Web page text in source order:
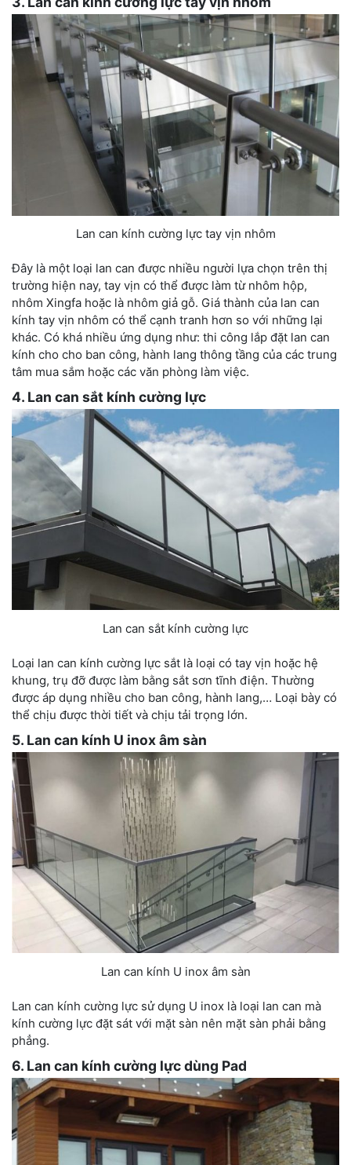
Lan can kính cường lực tay vịn nhôm
Đây là một loại lan can được nhiều người lựa chọn trên thị
trường hiện nay, tay vịn có thể được làm từ nhôm hộp,
nhôm Xingfa hoặc là nhôm giả gỗ. Giá thành của lan can
kính tay vịn nhôm có thể cạnh tranh hơn so với những lại
khác. Có khá nhiều ứng dụng như: thi công lắp đặt lan can
kính cho cho ban công, hành lang thông tầng của các trung
tâm mua sắm hoặc các văn phòng làm việc.
4. Lan can sắt kính cường lực
Lan can sắt kính cường lực
Loại lan can kính cường lực sắt là loại có tay vịn hoặc hệ
khung, trụ đỡ được làm bằng sắt sơn tĩnh điện. Thường
được áp dụng nhiều cho ban công, hành lang,… Loại bày có
thể chịu được thời tiết và chịu tải trọng lớn.
5. Lan can kính U inox âm sàn
Lan can kính U inox âm sàn
Lan can kính cường lực sử dụng U inox là loại lan can mà
kính cường lực đặt sát với mặt sàn nên mặt sàn phải bằng
phẳng.
6. Lan can kính cường lực dùng Pad